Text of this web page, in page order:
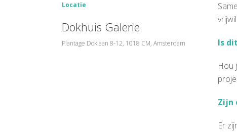
Locatie
Dokhuis Galerie
Plantage Doklaan 8-12, 1018 CM, Amsterdam Is
Hou
Zijn
Er